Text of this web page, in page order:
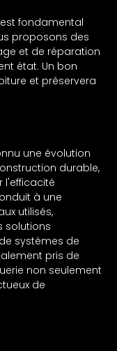
fondamental
proposons des
et de réparation
état. Un bon
et préservera
une évolution
durable,
l'efficacité
à une
utilisés,
solutions
systèmes de
pris de
non seulement
de